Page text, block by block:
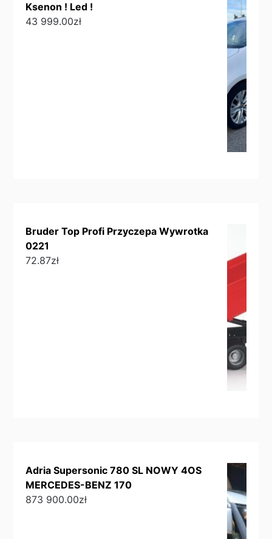
Ksenon ! Led !
43 999.00zł
Bruder Top Profi Przyczepa Wywrotka
0221
72.87zł
Adria Supersonic 780 SL NOWY 4OS
MERCEDES-BENZ 170
873 900.00zł